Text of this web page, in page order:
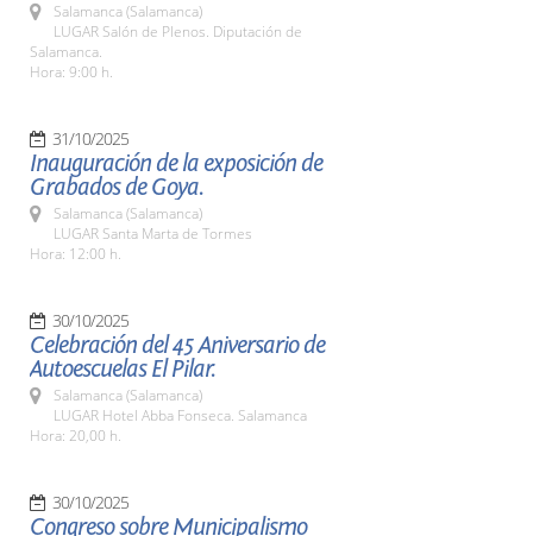
Salamanca (Salamanca)
LUGAR Salón de Plenos. Diputación de
Salamanca.
Hora: 9:00 h.
31/10/2025
Inauguración de la exposición de
Grabados de Goya.
Salamanca (Salamanca)
LUGAR Santa Marta de Tormes
Hora: 12:00 h.
30/10/2025
Celebración del 45 Aniversario de
Autoescuelas El Pilar.
Salamanca (Salamanca)
LUGAR Hotel Abba Fonseca. Salamanca
Hora: 20,00 h.
30/10/2025
Congreso sobre Municipalismo